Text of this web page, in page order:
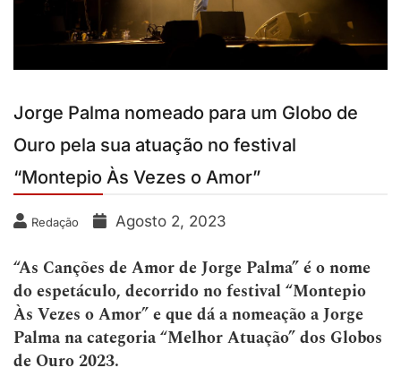
Jorge Palma nomeado para um Globo de
Ouro pela sua atuação no festival
“Montepio Às Vezes o Amor”
Redação Agosto 2, 2023
“As Canções de Amor de Jorge Palma” é o nome
do espetáculo, decorrido no festival “Montepio
Às Vezes o Amor” e que dá a nomeação a Jorge
Palma na categoria “Melhor Atuação” dos Globos
de Ouro 2023.